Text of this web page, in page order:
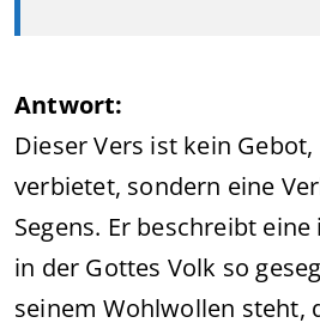
Antwort:
Dieser Vers ist kein
verbietet, sondern eine
Segens. Er beschreibt
in der Gottes Volk so
seinem Wohlwollen steht,